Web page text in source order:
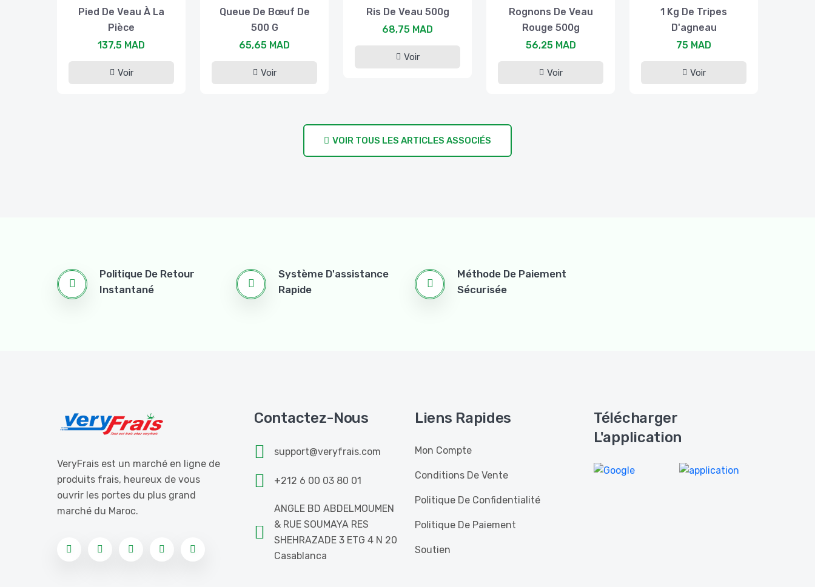
Pied De Veau À La
Pièce
137,5 MAD
Voir
Queue De Bœuf De
500 G
65,65 MAD
Voir
Ris De Veau 500g
68,75 MAD
Voir
Rognons De Veau
Rouge 500g
56,25 MAD
Voir
1 Kg De Tripes
D'agneau
75 MAD
Voir
VOIR TOUS LES ARTICLES ASSOCIÉS
Politique De Retour
Instantané
Système D'assistance
Rapide
Méthode De Paiement
Sécurisée
VeryFrais est un marché en ligne de
produits frais, heureux de vous
ouvrir les portes du plus grand
marché du Maroc.
Contactez-Nous
support@veryfrais.com
+212 6 00 03 80 01
ANGLE BD ABDELMOUMEN
& RUE SOUMAYA RES
SHEHRAZADE 3 ETG 4 N 20
Casablanca
Liens Rapides
Mon Compte
Conditions De Vente
Politique De Confidentialité
Politique De Paiement
Soutien
Télécharger
L'application